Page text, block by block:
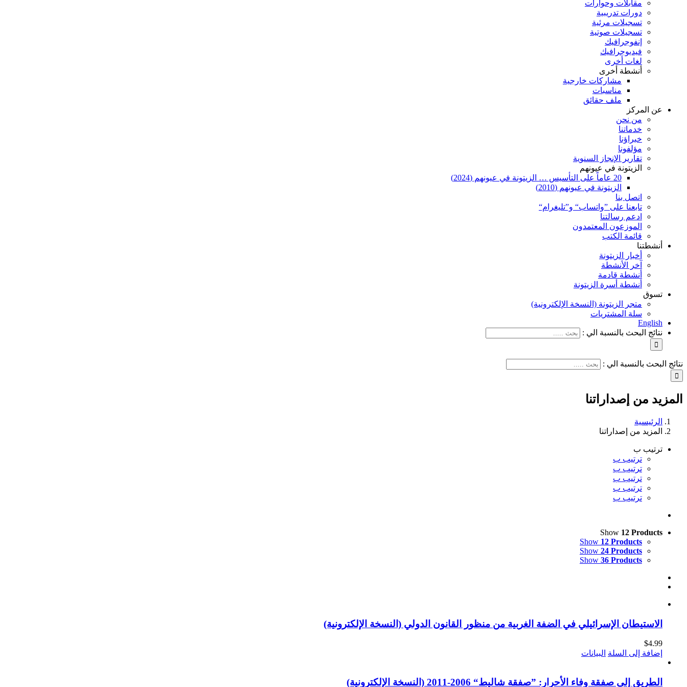
مقابلات وحوارات
دورات تدريبية
تسجيلات مرئية
تسجيلات صوتية
إنفوجرافيك
فيديوجرافيك
لغات أخرى
أنشطة أخرى
مشاركات خارجية
مناسبات
ملف حقائق
عن المركز
من نحن
خدماتنا
خبراؤنا
مؤلفونا
تقارير الإنجاز السنوية
الزيتونة في عيونهم
20 عاماً على التأسيس … الزيتونة في عيونهم (2024)
الزيتونة في عيونهم (2010)
اتصل بنا
تابعنا على ”واتساب“ و”تليغرام“
ادعم رسالتنا
الموزعون المعتمدون
قائمة الكتب
أنشطتنا
أخبار الزيتونة
آخر الأنشطة
أنشطة قادمة
أنشطة أسرة الزيتونة
تسوق
متجر الزيتونة (النسخة الإلكترونية)
سلة المشتريات
English
نتائج البحث بالنسبة الي :
نتائج البحث بالنسبة الي :
المزيد من إصداراتنا
الرئيسية
المزيد من إصداراتنا
ترتيب ب
ترتيب ب
ترتيب ب
ترتيب ب
ترتيب ب
ترتيب ب
Show 12 Products
Show 12 Products
Show 24 Products
Show 36 Products
الاستيطان الإسرائيلي في الضفة الغربية من منظور القانون الدولي (النسخة الإلكترونية)
$4.99
إضافة إلى السلة البيانات
الطريق إلى صفقة وفاء الأحرار: ”صفقة شاليط“ 2006-2011 (النسخة الإلكترونية)